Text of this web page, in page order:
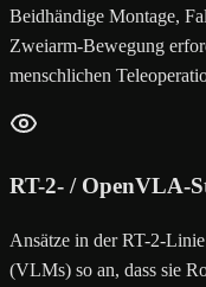
Beidhändige Montage,
Zweiarm-Bewegung
menschlichen
RT-2- / OpenVLA-
Ansätze in der RT-2-
(VLMs) so an, dass sie